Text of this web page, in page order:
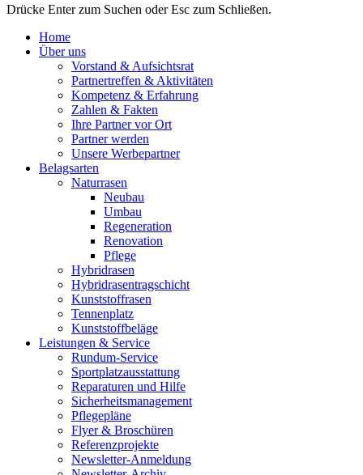
Drücke Enter zum Suchen oder Esc zum Schließen.
Home
Über uns
Vorstand & Aufsichtsrat
Partnertreffen & Aktivitäten
Kompetenz & Erfahrung
Zahlen & Fakten
Ihre Partner vor Ort
Partner werden
Unsere Werbepartner
Belagsarten
Naturrasen
Neubau
Umbau
Regeneration
Renovation
Pflege
Hybridrasen
Hybridrasentragschicht
Kunststoffrasen
Tennenplatz
Kunststoffbeläge
Leistungen & Service
Rundum-Service
Sportplatzausstattung
Reparaturen und Hilfe
Sicherheitsmanagement
Pflegepläne
Flyer & Broschüren
Referenzprojekte
Newsletter-Anmeldung